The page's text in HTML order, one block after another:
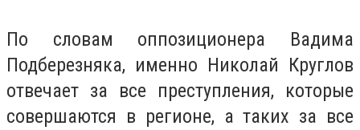
По словам оппозиционера Вадима
Подберезняка, именно Николай Круглов
отвечает за все преступления, которые
совершаются в регионе, а таких за все